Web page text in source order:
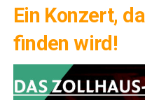
Ein Kon­zert,
fin­den wird!